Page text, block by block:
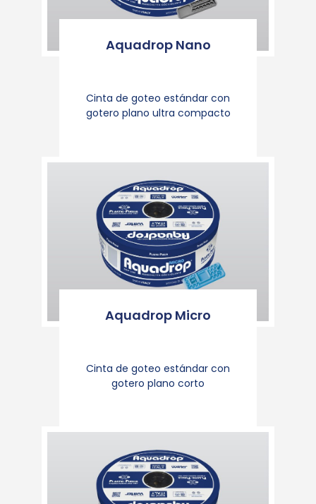
Aquadrop Nano
Cinta de goteo estándar con
gotero plano ultra compacto
Aquadrop Micro
Cinta de goteo estándar con
gotero plano corto